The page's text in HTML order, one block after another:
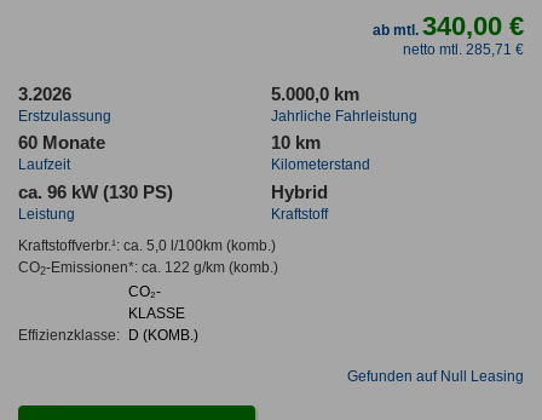
ab mtl.340,00 €
netto mtl. 285,71 €
3.2026
Erstzulassung
5.000,0 km
Jahrliche Fahrleistung
60 Monate
Laufzeit
10 km
Kilometerstand
ca. 96 kW (130 PS)
Leistung
Hybrid
Kraftstoff
Kraftstoffverbr.¹: ca. 5,0 l/100km(komb.)
CO2-Emissionen*: ca. 122 g/km(komb.)
Effizienzklasse:
CO₂-
KLASSE
D (KOMB.)
Gefunden auf Null Leasing